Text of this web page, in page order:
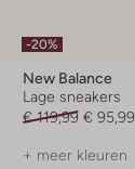
-20%
New Balance
Lage sneakers
€ 119,99 € 95,99
+ meer kleuren